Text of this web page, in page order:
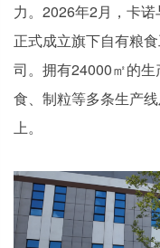
力。2026年2月，卡
正式成立旗下自有粮
司。拥有24000㎡的
食、制粒等多条生产
上。